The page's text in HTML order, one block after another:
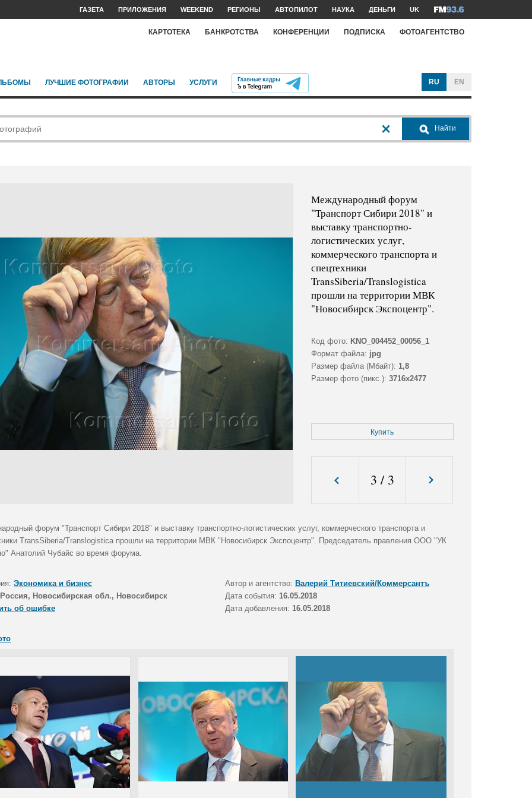
ГАЗЕТА ПРИЛОЖЕНИЯ WEEKEND РЕГИОНЫ АВТОПИЛОТ НАУКА ДЕНЬГИ UK
КАРТОТЕКА БАНКРОТСТВА КОНФЕРЕНЦИИ ПОДПИСКА ФОТОАГЕНТСТВО
ЛУЧШИЕ ФОТОГРАФИИ АВТОРЫ УСЛУГИ RU EN
Найти
Международный форум
"Транспорт Сибири 2018" и
выставку транспортно-
логистических услуг,
коммерческого транспорта и
спецтехники
TransSiberia/Translogistica
прошли на территории МВК
"Новосибирск Экспоцентр".
Код фото: KNO_004452_00056_1
Формат файла: jpg
Размер файла (Мбайт): 1,8
Размер фото (пикс.): 3716x2477
Купить
3 / 3
форум "Транспорт Сибири 2018" и выставку транспортно-логистических услуг, коммерческого транспорта и
TransSiberia/Translogistica прошли на территории МВК "Новосибирск Экспоцентр". Председатель правления ООО "УК
Анатолий Чубайс во время форума.
Экономика и бизнес Автор и агентство: Валерий Титиевский/Коммерсантъ
Россия, Новосибирская обл., Новосибирск Дата события: 16.05.2018
об ошибке
Дата добавления: 16.05.2018